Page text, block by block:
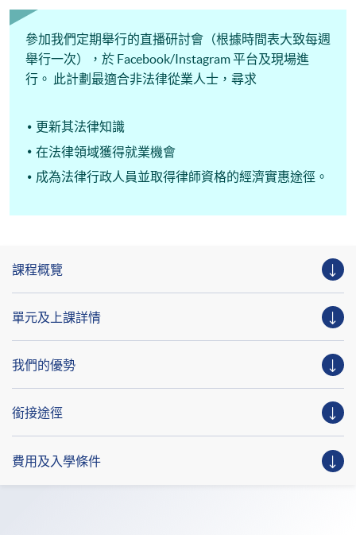
參加我們定期舉行的直播研討會（根據時間表大致每週
舉行一次），於 Facebook/Instagram 平台及現場進
行。 此計劃最適合非法律從業人士，尋求
更新其法律知識
在法律領域獲得就業機會
成為法律行政人員並取得律師資格的經濟實惠途徑。
課程概覽
單元及上課詳情
我們的優勢
銜接途徑
費用及入學條件